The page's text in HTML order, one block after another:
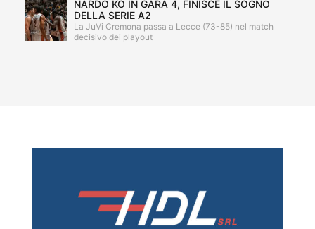
NARDÒ KO IN GARA 4, FINISCE IL SOGNO
DELLA SERIE A2
La JuVi Cremona passa a Lecce (73-85) nel match
decisivo dei playout